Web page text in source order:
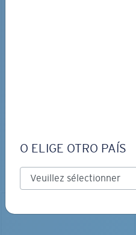
PANIER
O ELIGE OTRO PAÍS